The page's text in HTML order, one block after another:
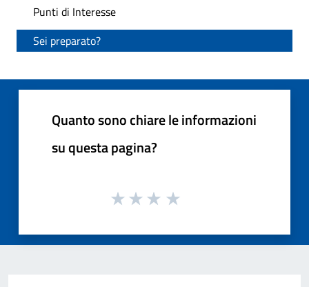
Punti di Interesse
Sei preparato?
Quanto sono chiare le informazioni
su questa pagina?